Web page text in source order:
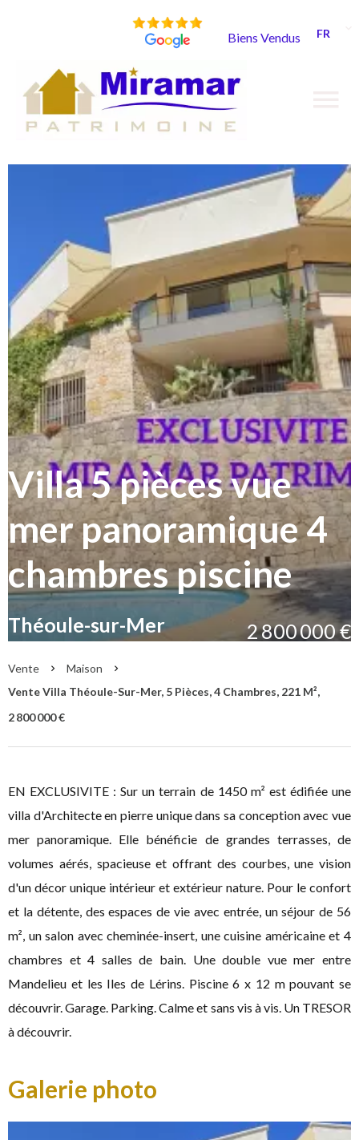
Biens Vendus FR
Villa 5 pièces vue
mer panoramique 4
chambres piscine
Théoule-sur-Mer 2 800 000 €
Vente
Maison
Vente Villa Théoule-Sur-Mer, 5 Pièces, 4 Chambres, 221 M²,
2 800 000 €
EN EXCLUSIVITE : Sur un terrain de 1450 m² est édifiée une
villa d'Architecte en pierre unique dans sa conception avec vue
mer panoramique. Elle bénéficie de grandes terrasses, de
volumes aérés, spacieuse et offrant des courbes, une vision
d'un décor unique intérieur et extérieur nature. Pour le confort
et la détente, des espaces de vie avec entrée, un séjour de 56
m², un salon avec cheminée-insert, une cuisine américaine et 4
chambres et 4 salles de bain. Une double vue mer entre
Mandelieu et les Iles de Lérins. Piscine 6 x 12 m pouvant se
découvrir. Garage. Parking. Calme et sans vis à vis. Un TRESOR
à découvrir.
Galerie photo